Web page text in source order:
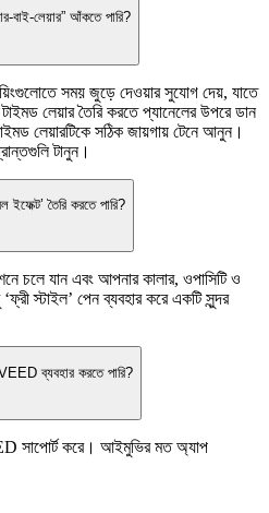
বাই-লেয়ার” আঁকতে পারি?
সময় জুড়ে দেওয়ার সুযোগ দেয়, যাতে
লেয়ার তৈরি করতে প্যানেলের উপরে ডান
লেয়ারটিকে সঠিক জায়গায় টেনে আনুন।
টানুন।
ইফেক্ট’ তৈরি করতে পারি?
চলে যান এবং আপনার কালার, ওপাসিটি ও
স্টাইল’ পেন ব্যবহার করে একটি সুন্দর
ব্যবহার করতে পারি?
সাপোর্ট করে। আইমুভির মত অ্যাপ